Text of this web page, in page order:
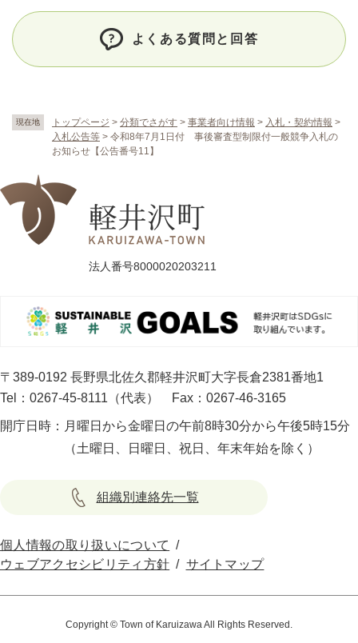
現在地 トップページ > 分類でさがす > 事業者向け情報 > 入札・契約情報 >
入札公告等 > 令和8年7月1日付 事後審査型制限付一般競争入札の
お知らせ【公告番号11】
よくある質問と回答
法人番号8000020203211
〒389-0192 長野県北佐久郡軽井沢町大字長倉2381番地1
Tel：0267-45-8111（代表）
Fax：0267-46-3165
開庁日時： 月曜日から金曜日の午前8時30分から午後5時15分
（土曜日、日曜日、祝日、年末年始を除く）
組織別連絡先一覧
個人情報の取り扱いについて
ウェブアクセシビリティ方針
サイトマップ
Copyright © Town of Karuizawa All Rights Reserved.